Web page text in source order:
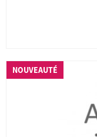
NOUVEAUTÉ